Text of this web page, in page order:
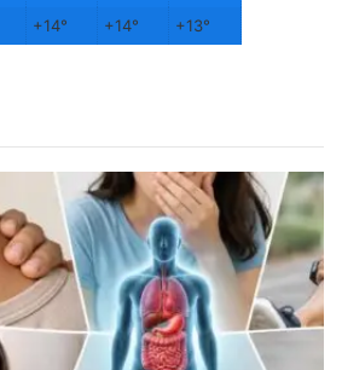
+14° +14° +13°